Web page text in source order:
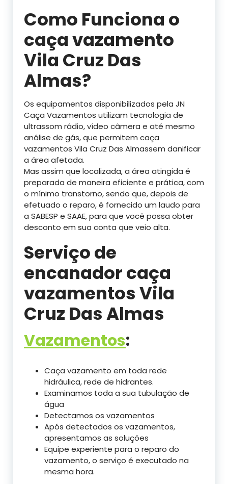
Como Funciona o
caça vazamento
Vila Cruz Das
Almas?
Os equipamentos disponibilizados pela JN
Caça Vazamentos utilizam tecnologia de
ultrassom rádio, vídeo câmera e até mesmo
análise de gás, que permitem caça
vazamentos Vila Cruz Das Almassem danificar
a área afetada.
Mas assim que localizada, a área atingida é
preparada de maneira eficiente e prática, com
o mínimo transtorno, sendo que, depois de
efetuado o reparo, é fornecido um laudo para
a SABESP e SAAE, para que você possa obter
desconto em sua conta que veio alta.
Serviço de
encanador caça
vazamentos Vila
Cruz Das Almas
Vazamentos:
Caça vazamento em toda rede
hidráulica, rede de hidrantes.
Examinamos toda a sua tubulação de
água
Detectamos os vazamentos
Após detectados os vazamentos,
apresentamos as soluções
Equipe experiente para o reparo do
vazamento, o serviço é executado na
mesma hora.